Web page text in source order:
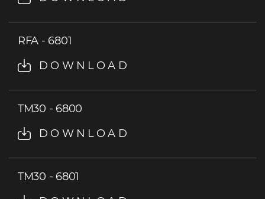
RFA - 6801
DOWNLOAD
TM30 - 6800
DOWNLOAD
TM30 - 6801